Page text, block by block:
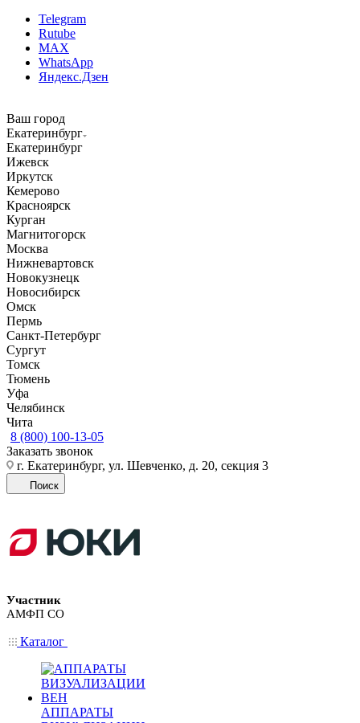
Telegram
Rutube
MAX
WhatsApp
Яндекс.Дзен
Ваш город
Екатеринбург
Екатеринбург
Ижевск
Иркутск
Кемерово
Красноярск
Курган
Магнитогорск
Москва
Нижневартовск
Новокузнецк
Новосибирск
Омск
Пермь
Санкт-Петербург
Сургут
Томск
Тюмень
Уфа
Челябинск
Чита
8 (800) 100-13-05
Заказать звонок
г. Екатеринбург, ул. Шевченко, д. 20, секция 3
Поиск
Участник
АМФП СО
Каталог
АППАРАТЫ